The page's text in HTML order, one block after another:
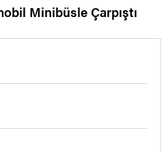
Minibüsle Çarpıştı